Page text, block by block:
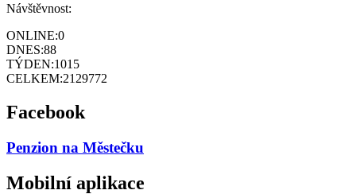
Návštěvnost:
ONLINE:0
DNES:88
TÝDEN:1015
CELKEM:2129772
Facebook
Penzion na Městečku
Mobilní aplikace